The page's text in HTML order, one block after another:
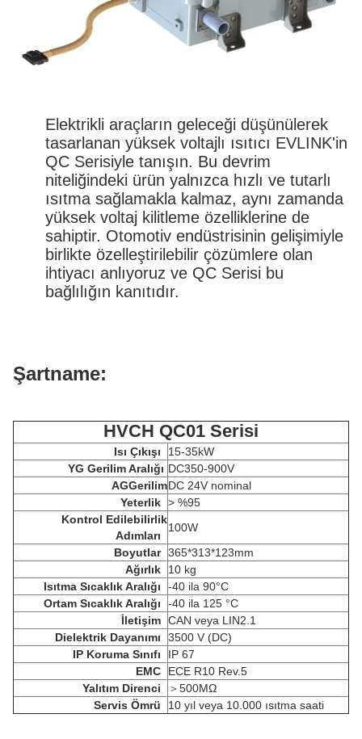
Elektrikli araçların geleceği düşünülerek
tasarlanan yüksek voltajlı ısıtıcı EVLINK'in
QC Serisiyle tanışın. Bu devrim
niteliğindeki ürün yalnızca hızlı ve tutarlı
ısıtma sağlamakla kalmaz, aynı zamanda
yüksek voltaj kilitleme özelliklerine de
sahiptir. Otomotiv endüstrisinin gelişimiyle
birlikte özelleştirilebilir çözümlere olan
ihtiyacı anlıyoruz ve QC Serisi bu
bağlılığın kanıtıdır.
Şartname:
HVCH QC01 Serisi
Isı Çıkışı
15-35kW
YG Gerilim Aralığı DC350-900V
AGGerilimDC 24V nominal
Yeterlik > %95
Kontrol Edilebilirlik
Adımları
100W
Boyutlar 365*313*123mm
Ağırlık
10 kg
Isıtma Sıcaklık Aralığı
-40 ila 90°C
Ortam Sıcaklık Aralığı
-40 ila 125 °C
İletişim CAN veya LIN2.1
Dielektrik Dayanımı
3500 V (DC)
IP Koruma Sınıfı
IP 67
EMC
ECE R10 Rev.5
Yalıtım Direnci
＞500MΩ
Servis Ömrü
10 yıl veya 10.000 ısıtma saati